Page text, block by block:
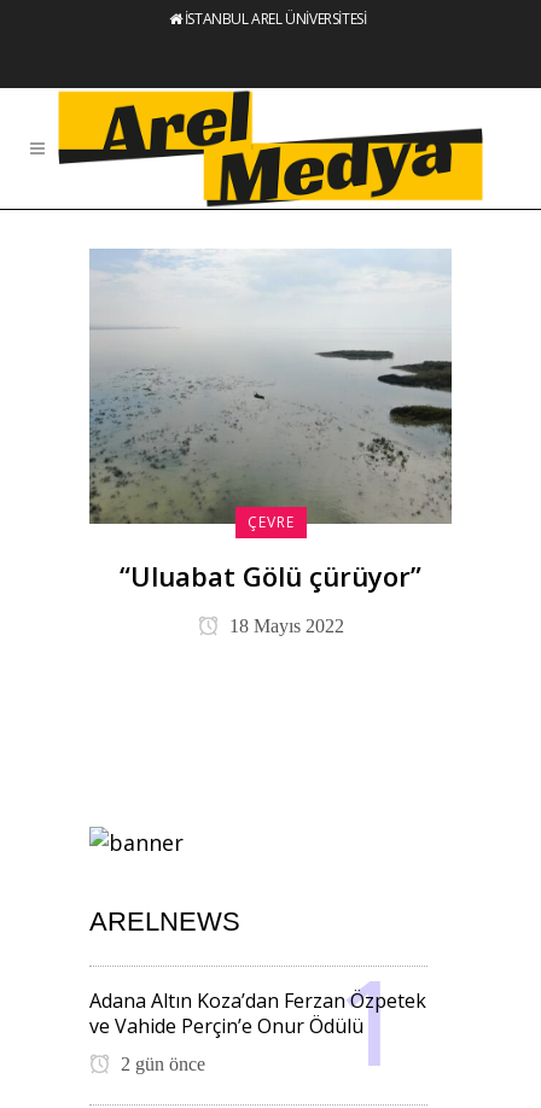
İSTANBUL AREL ÜNİVERSİTESİ
ÇEVRE
“Uluabat Gölü çürüyor”
18 Mayıs 2022
ARELNEWS
Adana Altın Koza’dan Ferzan Özpetek
ve Vahide Perçin’e Onur Ödülü
2 gün önce